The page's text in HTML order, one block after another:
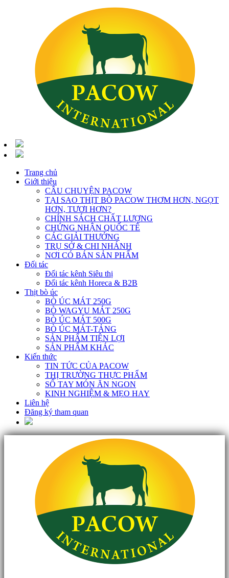
Trang chủ
Giới thiệu
CÂU CHUYỆN PACOW
TẠI SAO THỊT BÒ PACOW THƠM HƠN, NGỌT
HƠN, TƯƠI HƠN?
CHÍNH SÁCH CHẤT LƯỢNG
CHỨNG NHẬN QUỐC TẾ
CÁC GIẢI THƯỞNG
TRỤ SỞ & CHI NHÁNH
NƠI CÓ BÁN SẢN PHẨM
Đối tác
Đối tác kênh Siêu thị
Đối tác kênh Horeca & B2B
Thịt bò úc
BÒ ÚC MÁT 250G
BÒ WAGYU MÁT 250G
BÒ ÚC MÁT 500G
BÒ ÚC MÁT-TẢNG
SẢN PHẨM TIỆN LỢI
SẢN PHẨM KHÁC
Kiến thức
TIN TỨC CỦA PACOW
THỊ TRƯỜNG THỰC PHẨM
SỔ TAY MÓN ĂN NGON
KINH NGHIỆM & MẸO HAY
Liên hệ
Đăng ký tham quan